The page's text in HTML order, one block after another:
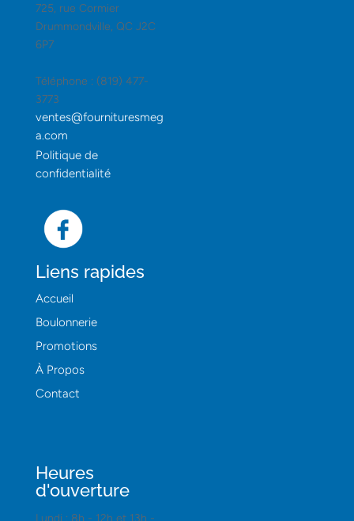
725, rue Cormier
Drummondville, QC J2C
6P7
Téléphone : (819) 477-
3773
ventes@fournituresmeg
a.com
Politique de
confidentialité
Liens rapides
Accueil
Boulonnerie
Promotions
À Propos
Contact
Heures
d'ouverture
Lundi : 8h - 12h et 13h -